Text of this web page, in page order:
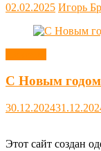
02.02.2025 Игорь
С Новым
30.12.2024
Этот сайт создан